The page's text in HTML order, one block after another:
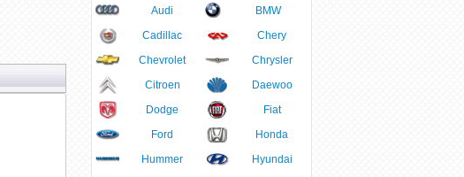
Audi
BMW
Cadillac
Chery
Chevrolet
Chrysler
Citroen
Daewoo
Dodge
Fiat
Ford
Honda
Hummer
Hyundai